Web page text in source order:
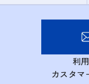
利
カスタマ